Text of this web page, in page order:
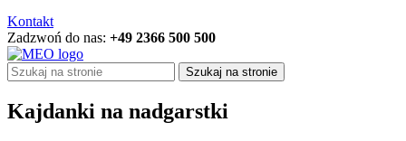
Kontakt
Zadzwoń do nas: +49 2366 500 500
Szukaj na stronie
Kajdanki na nadgarstki